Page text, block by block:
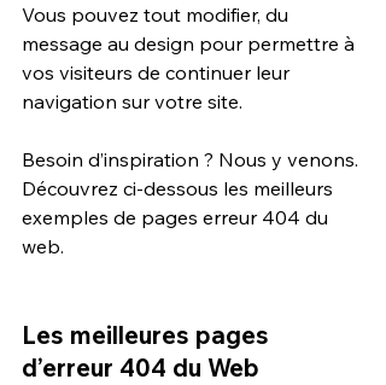
Vous pouvez tout modifier, du
message au design pour permettre à
vos visiteurs de continuer leur
navigation sur votre site.
Besoin d’inspiration ? Nous y venons.
Découvrez ci-dessous les meilleurs
exemples de pages erreur 404 du
web.
Les meilleures pages
d’erreur 404 du Web